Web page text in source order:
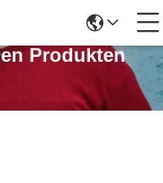
Produkten